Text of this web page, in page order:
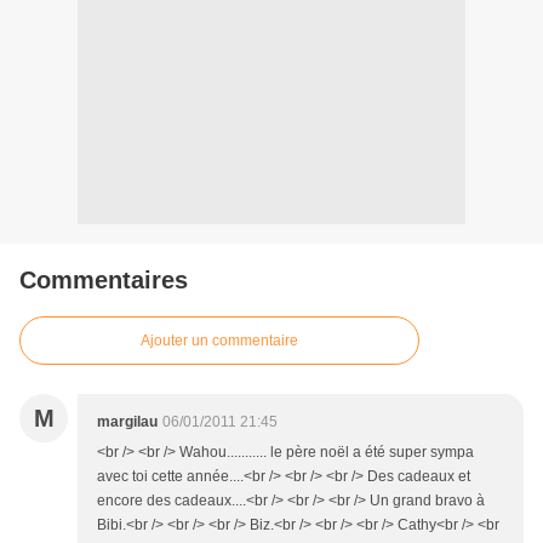
Commentaires
Ajouter un commentaire
M margilau 06/01/2011 21:45
<br /> <br /> Wahou........... le père noël a été super sympa
avec toi cette année....<br /> <br /> <br /> Des cadeaux et
encore des cadeaux....<br /> <br /> <br /> Un grand bravo à
Bibi.<br /> <br /> <br /> Biz.<br /> <br /> <br /> Cathy<br /> <br